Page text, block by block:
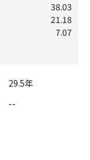
38.03
21.18
7.07
29.5年
--